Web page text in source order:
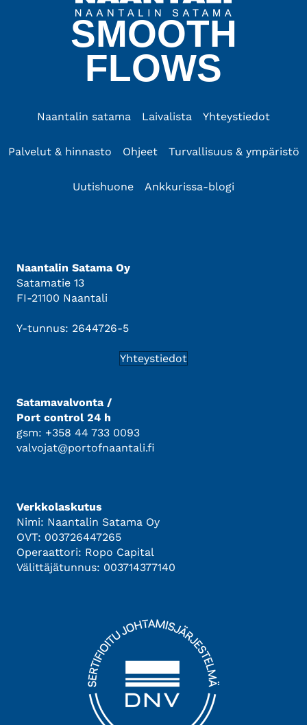
SMOOTH
FLOWS
Naantalin satama Laivalista Yhteystiedot
Palvelut & hinnasto Ohjeet Turvallisuus & ympäristö
Uutishuone Ankkurissa-blogi
Naantalin Satama Oy
Satamatie 13
FI-21100 Naantali
Y-tunnus: 2644726-5
Yhteystiedot
Satamavalvonta /
Port control 24 h
gsm: +358 44 733 0093
valvojat@portofnaantali.fi
Verkkolaskutus
Nimi: Naantalin Satama Oy
OVT: 003726447265
Operaattori: Ropo Capital
Välittäjätunnus: 003714377140